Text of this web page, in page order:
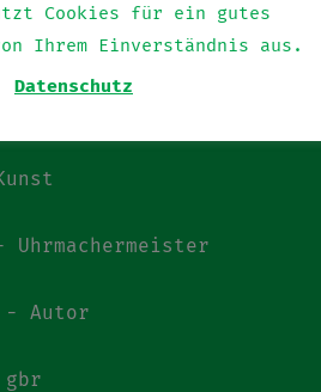
- Kunst
- Kunst
- Autor
gbr
Cookies für ein gutes
Ihrem Einverständnis aus.
Datenschutz